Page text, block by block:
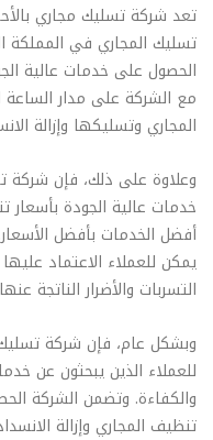
تعد شركة تسليك مجاري
تسليك المجاري في المملكة
الحصول على خدمات عالية
مع الشركة على مدار
المجاري وتسليكها وإزالة
وعلاوة على ذلك، فإن شركة
خدمات عالية الجودة
أفضل الخدمات بأفضل
يمكن للعملاء الاعتماد
التسربات والأضرار الناتجة
وبشكل عام، فإن شركة تسليك
للعملاء الذين يبحثون عن
والكفاءة. وتضمن الشركة
تنظيف المجاري وإزالة